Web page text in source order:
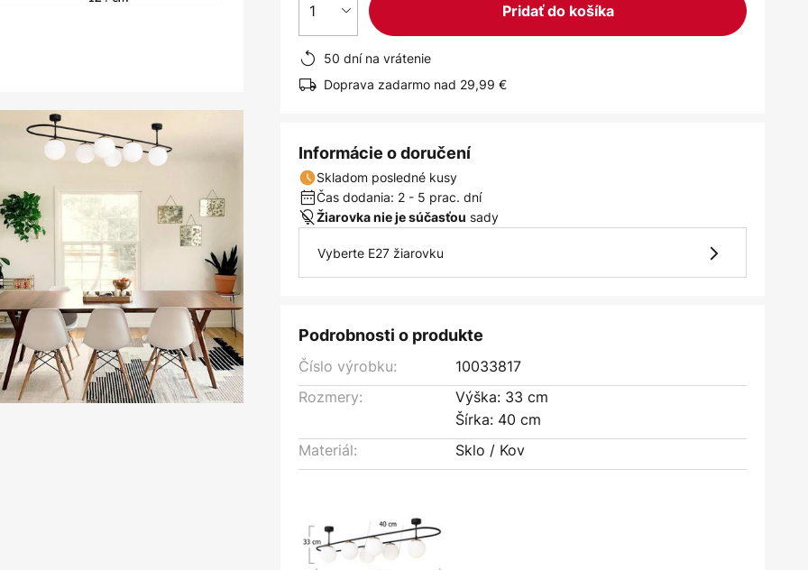
1 Pridať do košíka
50 dní na vrátenie
Doprava zadarmo nad 29,99 €
Informácie o doručení
Skladom posledné kusy
Čas dodania: 2 - 5 prac. dní
Žiarovka nie je súčasťou sady
Vyberte E27 žiarovku
Podrobnosti o produkte
Číslo výrobku:
10033817
Rozmery:
Výška: 33 cm
Šírka: 40 cm
Materiál:
Sklo / Kov